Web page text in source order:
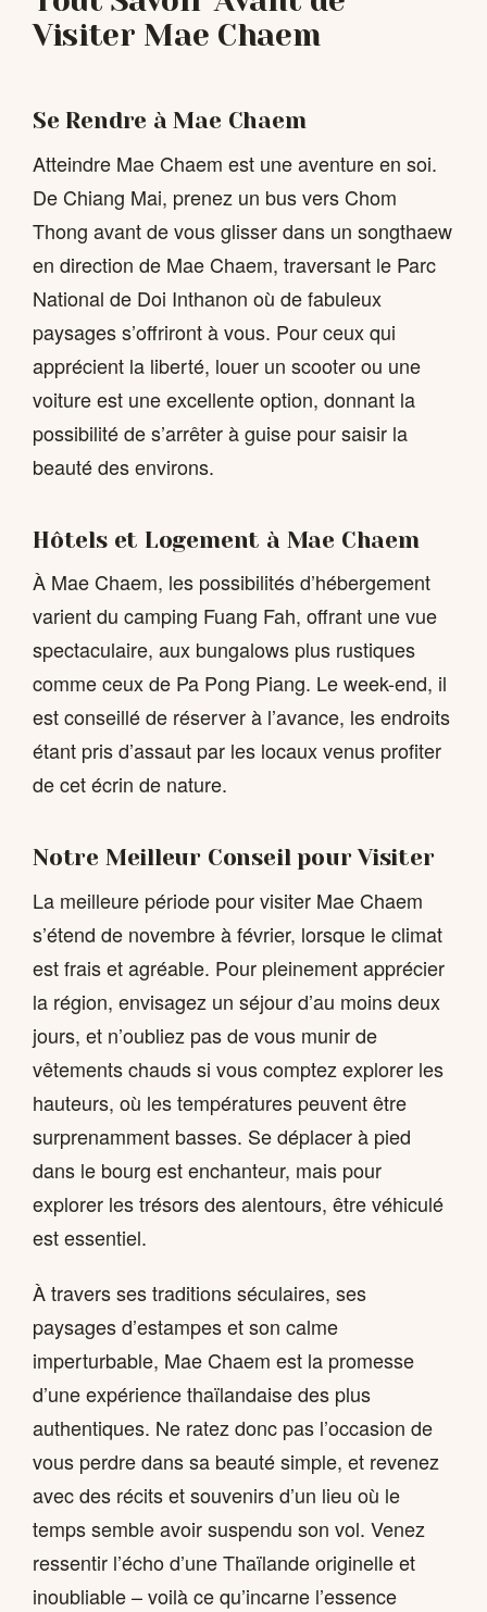
Visiter Mae Chaem
Se Rendre à Mae Chaem
Atteindre Mae Chaem est une aventure en soi.
De Chiang Mai, prenez un bus vers Chom
Thong avant de vous glisser dans un songthaew
en direction de Mae Chaem, traversant le Parc
National de Doi Inthanon où de fabuleux
paysages s’offriront à vous. Pour ceux qui
apprécient la liberté, louer un scooter ou une
voiture est une excellente option, donnant la
possibilité de s’arrêter à guise pour saisir la
beauté des environs.
Hôtels et Logement à Mae Chaem
À Mae Chaem, les possibilités d’hébergement
varient du camping Fuang Fah, offrant une vue
spectaculaire, aux bungalows plus rustiques
comme ceux de Pa Pong Piang. Le week-end, il
est conseillé de réserver à l’avance, les endroits
étant pris d’assaut par les locaux venus profiter
de cet écrin de nature.
Notre Meilleur Conseil pour Visiter
La meilleure période pour visiter Mae Chaem
s’étend de novembre à février, lorsque le climat
est frais et agréable. Pour pleinement apprécier
la région, envisagez un séjour d’au moins deux
jours, et n’oubliez pas de vous munir de
vêtements chauds si vous comptez explorer les
hauteurs, où les températures peuvent être
surprenamment basses. Se déplacer à pied
dans le bourg est enchanteur, mais pour
explorer les trésors des alentours, être véhiculé
est essentiel.
À travers ses traditions séculaires, ses
paysages d’estampes et son calme
imperturbable, Mae Chaem est la promesse
d’une expérience thaïlandaise des plus
authentiques. Ne ratez donc pas l’occasion de
vous perdre dans sa beauté simple, et revenez
avec des récits et souvenirs d’un lieu où le
temps semble avoir suspendu son vol. Venez
ressentir l’écho d’une Thaïlande originelle et
inoubliable – voilà ce qu’incarne l’essence